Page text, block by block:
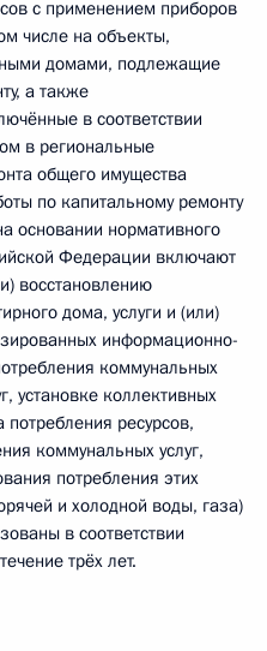
с применением приборов
числе на объекты,
домами, подлежащие
а также
в соответствии
в региональные
общего имущества
по капитальному ремонту
основании нормативного
Федерации включают
восстановлению
дома, услуги и (или)
информационно-
коммунальных
установке коллективных
ресурсов,
коммунальных услуг,
потребления этих
и холодной воды, газа)
в соответствии
трёх лет.